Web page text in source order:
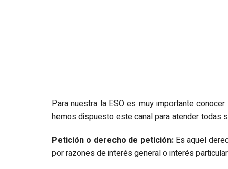
7. Datos
8.
para Grupos
Para nuestra la ESO es muy importante
hemos dispuesto este canal para atender todas
Petición o derecho de petición:Es aquel
por razones de interés general o interés